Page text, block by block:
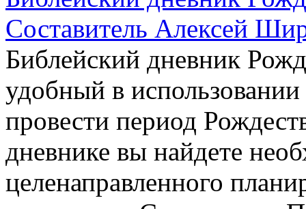
Составитель Алексей
Библейский дневник
удобный в
провести период
дневнике вы найдете
целенаправленного